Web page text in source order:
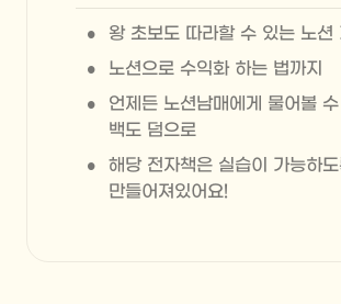
• 왕 초보도 따라할 수 있는 노션
• 노션으로 수익화 하는 법까지
•
언제든 노션남매에게 물어볼
백도 덤으로
•
해당 전자책은 실습이 가능하
만들어져있어요!